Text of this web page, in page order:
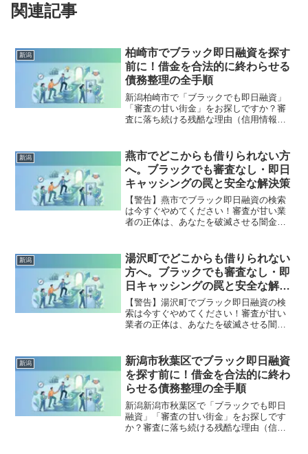
関連記事
新潟
柏崎市でブラック即日融資を探す
前に！借金を合法的に終わらせる
債務整理の全手順
新潟柏崎市で「ブラックでも即日融資」
「審査の甘い街金」をお探しですか？審
査に落ち続ける残酷な理由（信用情報と
底解説。多重債務の地獄から抜け出し、
合法的に借金を減額・免除する「債務整
理」の正しい知識と、今すぐ督促を止め
る無料相談窓口をご案内します。
新潟
燕市でどこからも借りられない方
へ。ブラックでも審査なし・即日
キャッシングの罠と安全な解決策
【警告】燕市でブラック即日融資の検索
は今すぐやめてください！審査が甘い業
者の正体は、あなたを破滅させる闇金で
違法業者を避け、借金地獄から抜け出し
た方々の実体験と確実な解決策を完全公
開。
新潟
湯沢町でどこからも借りられない
方へ。ブラックでも審査なし・即
日キャッシングの罠と安全な解決
策
【警告】湯沢町でブラック即日融資の検
索は今すぐやめてください！審査が甘い
業者の正体は、あなたを破滅させる闇金
町で違法業者を避け、借金地獄から抜け
出した方々の実体験と確実な解決策を完
全公開。
新潟
新潟市秋葉区でブラック即日融資
を探す前に！借金を合法的に終わ
らせる債務整理の全手順
新潟新潟市秋葉区で「ブラックでも即日
融資」「審査の甘い街金」をお探しです
か？審査に落ち続ける残酷な理由（信用